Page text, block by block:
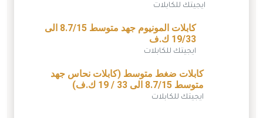
ايجيتك للكابلات
كابلات المونيوم جهد متوسط 8.7/15 الى
19/33 ك.ف
ايجيتك للكابلات
كابلات ضغط متوسط (كابلات نحاس جهد
متوسط 8.7/15 الى 33 / 19 ك.ف)
ايجيتك للكابلات